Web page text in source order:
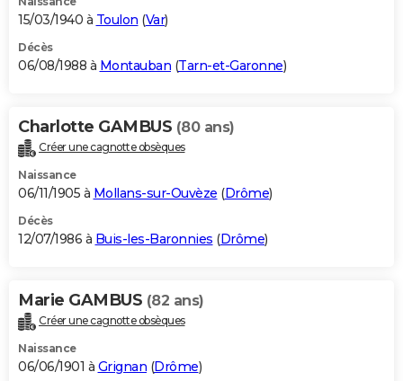
15/03/1940 à Toulon (Var)
Décès
06/08/1988 à Montauban (Tarn-et-Garonne)
Charlotte GAMBUS (80 ans)
Créer une cagnotte obsèques
Naissance
06/11/1905 à Mollans-sur-Ouvèze (Drôme)
Décès
12/07/1986 à Buis-les-Baronnies (Drôme)
Marie GAMBUS (82 ans)
Créer une cagnotte obsèques
Naissance
06/06/1901 à Grignan (Drôme)